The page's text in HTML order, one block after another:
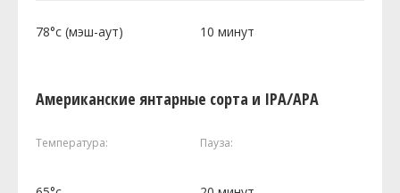
78°c (мэш-аут) 10 минут
Американские янтарные сорта и IPA/APA
Температура: Пауза: